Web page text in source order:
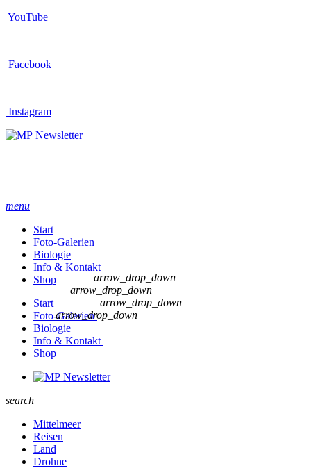
YouTube
Facebook
Instagram
Newsletter
menu
Start
Foto-Galerien
Biologie
Info & Kontakt
Shop
Start
Foto-Galerien
arrow_drop_down
Biologie
arrow_drop_down
Info & Kontakt
arrow_drop_down
Shop
arrow_drop_down
Newsletter
search
Mittelmeer
Reisen
Land
Drohne